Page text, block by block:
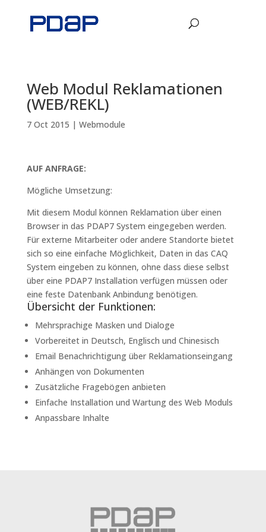
Web Modul Reklamationen
(WEB/REKL)
7 Oct 2015 | Webmodule
AUF ANFRAGE:
Mögliche Umsetzung:
Mit diesem Modul können Reklamation über einen
Browser in das PDAP7 System eingegeben werden.
Für externe Mitarbeiter oder andere Standorte bietet
sich so eine einfache Möglichkeit, Daten in das CAQ
System eingeben zu können, ohne dass diese selbst
über eine PDAP7 Installation verfügen müssen oder
eine feste Datenbank Anbindung benötigen.
Übersicht der Funktionen:
Mehrsprachige Masken und Dialoge
Vorbereitet in Deutsch, Englisch und Chinesisch
Email Benachrichtigung über Reklamationseingang
Anhängen von Dokumenten
Zusätzliche Fragebögen anbieten
Einfache Installation und Wartung des Web Moduls
Anpassbare Inhalte